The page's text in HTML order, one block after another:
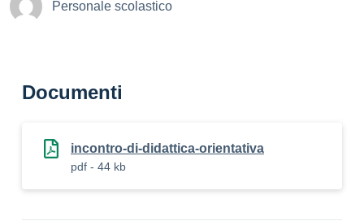
Personale scolastico
Documenti
incontro-di-didattica-orientativa
pdf - 44 kb